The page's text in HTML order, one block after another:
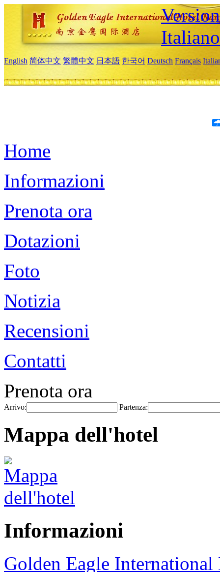
Italiano
English 简体中文 繁體中文 日本語 한국어 Deutsch Français
Home
Informazioni
Prenota ora
Dotazioni
Foto
Notizia
Recensioni
Contatti
Prenota ora
Arrivo: Partenza:
Mappa dell'hotel
Informazioni
Golden Eagle International